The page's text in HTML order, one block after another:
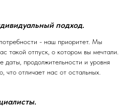
подход.
- наш приоритет. Мы
такой отпуск, о котором вы мечтали.
даты, продолжительности и уровня
что отличает нас от остальных.
.